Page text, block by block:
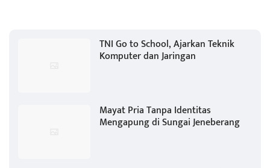
TNI Go to School, Ajarkan Teknik
Komputer dan Jaringan
Mayat Pria Tanpa Identitas
Mengapung di Sungai Jeneberang